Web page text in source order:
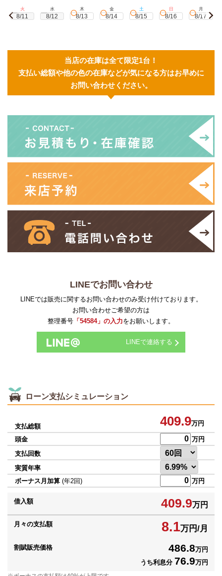
火
8/11
水
8/12
木
8/13
金
8/14
土
8/15
日
8/16
月
8/17
当店の在庫は全て限定1台！
支払い総額や他の色の在庫などが気になる方はお早めに
お問い合わせください。
LINEでお問い合わせ
LINEでは販売に関するお問い合わせのみ受け付けております。
お問い合わせご希望の方は
整理番号 「54584」の入力をお願いします。
LINEで連絡する
ローン支払シミュレーション
支払総額 409.9万円
頭金
万円
支払回数
実質年率
ボーナス月加算 (年2回) 万円
借入額 409.9万円
月々の支払額 8.1万円/月
割賦販売価格 486.8万円
うち利息分 76.9万円